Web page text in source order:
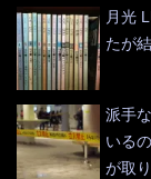
月光
たが
派手
いる
が取